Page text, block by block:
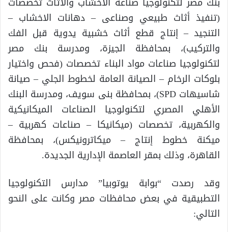
(تنفيذ أثاث طبيعي وصناعی – دهانات الاخشاب –
التنجيد – إنتاج قطع أثاث خشبية يدوية قبل الفك
والتركيب)، بمحافظة الجيزة، ومدرسة بنك مصر
لتكنولوجيا صناعات مواد البناء تخصصات (فحص واختيار
بلوكات الرخام – الصيانة العامة لخطوط الجلي – صيانة
شاسيهات SPD)، بمحافظة بنى سويف، ومدرسة البنك
الأهلي المصري لتكنولوجيا الصناعات الميكانيكية
والكهربية، تخصصات (ميكانيكا – صناعات كهربية –
ميكنة خطوط إنتاج – ميكاترونيكس)، بمحافظة
القاهرة، وذلك بمقر العاصمة الإدارية الجديدة.
وقد رصدت “بوابة يوتوبيا” مدارس التكنولوجيا
التطبيقية في بعض محافظات مصر وكانت على النحو
التالي: